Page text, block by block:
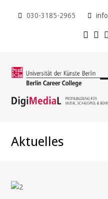
030-3185-2965
Aktuelles